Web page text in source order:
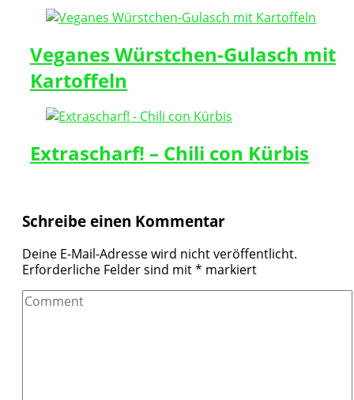
Veganes Würstchen-Gulasch mit
Kartoffeln
Extrascharf! – Chili con Kürbis
Schreibe einen Kommentar
Deine E-Mail-Adresse wird nicht veröffentlicht.
Erforderliche Felder sind mit* markiert
Comment